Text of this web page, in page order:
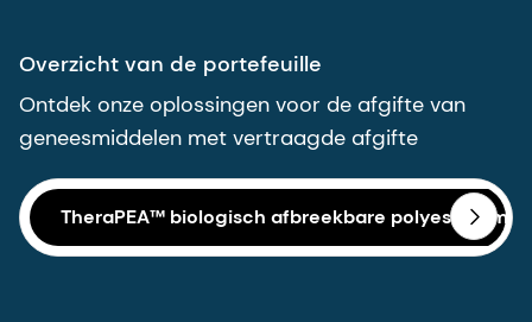
Overzicht van de portefeuille
Ontdek onze oplossingen voor de afgifte van
geneesmiddelen met vertraagde afgifte
TheraPEA™ biologisch afbreekbare